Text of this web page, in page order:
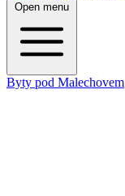
Open menu
Byty pod Malechovem